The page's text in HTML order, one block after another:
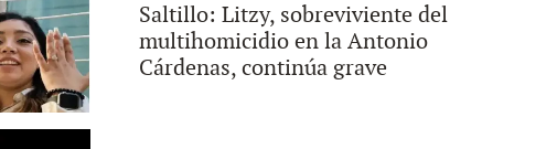
Saltillo: Litzy, sobreviviente del
multihomicidio en la Antonio
Cárdenas, continúa grave